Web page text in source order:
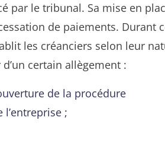
par le tribunal. Sa mise en
de paiements.
les créanciers selon leur
certain allègement :
de la procédure
;